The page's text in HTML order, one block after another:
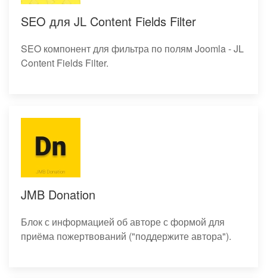
SEO для JL Content Fields Filter
SEO компонент для фильтра по полям Joomla - JL
Content Fields Filter.
JMB Donation
Блок с информацией об авторе с формой для
приёма пожертвований ("поддержите автора").